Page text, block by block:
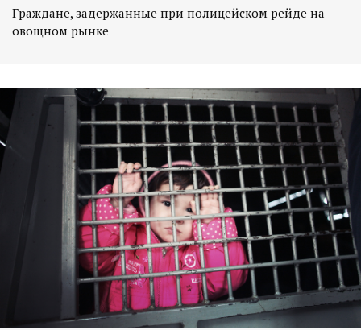
Граждане, задержанные при полицейском рейде на
овощном рынке